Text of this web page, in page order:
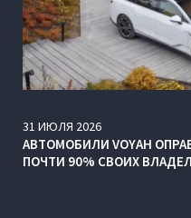
31 ИЮЛЯ 2026
АВТОМОБИЛИ VOYAH
ПОЧТИ 90% СВОИХ